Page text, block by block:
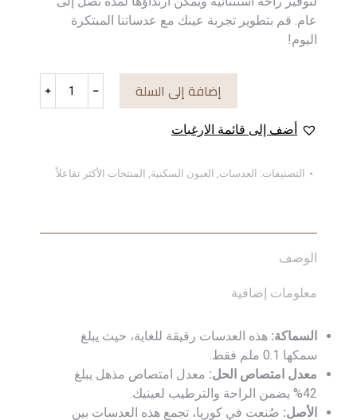
عام. قم بتطوير تجربة عينك مع عدساتنا المبتكرة
اليوم!
﹣
﹢ إضافة إلى السلة
أضف إلى قائمة الارغبات
التصنيفات: العدسات, العيون السكنية, المنتجات الأكثر تفاعلاً
الوصف
معلومات إضافية
السماكة: هذه العدسات رقيقة للغاية، حيث يبلغ
سمكها 0.1 ملم فقط.
معدل امتصاص الحل: معدل امتصاص مذهل يبلغ
42% يضمن الراحة والترطيب لعينيك.
الأصل: صُنعت في كوريا، تجمع هذه العدسات بين